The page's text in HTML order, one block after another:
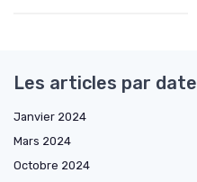
Les articles par date
Janvier 2024
Mars 2024
Octobre 2024